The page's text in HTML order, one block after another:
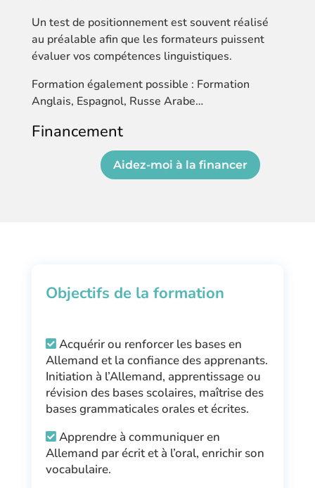
Un test de positionnement est souvent réalisé
au préalable afin que les formateurs puissent
évaluer vos compétences linguistiques.
Formation également possible : Formation
Anglais, Espagnol, Russe Arabe…
Financement
Aidez-moi à la financer
Objectifs de la formation
Acquérir ou renforcer les bases en
Allemand et la confiance des apprenants.
Initiation à l’Allemand, apprentissage ou
révision des bases scolaires, maîtrise des
bases grammaticales orales et écrites.
Apprendre à communiquer en
Allemand par écrit et à l’oral, enrichir son
vocabulaire.